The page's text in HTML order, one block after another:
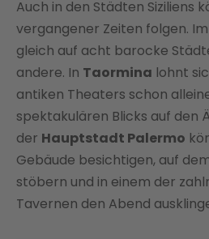
Auch in den Städten Siziliens
vergangener Zeiten folgen. Im
gleich auf acht barocke
andere. In Taormina lohnt
antiken Theaters schon
spektakulären Blicks auf den
der Hauptstadt Palermo
Gebäude besichtigen, auf
stöbern und in einem der
Tavernen den Abend